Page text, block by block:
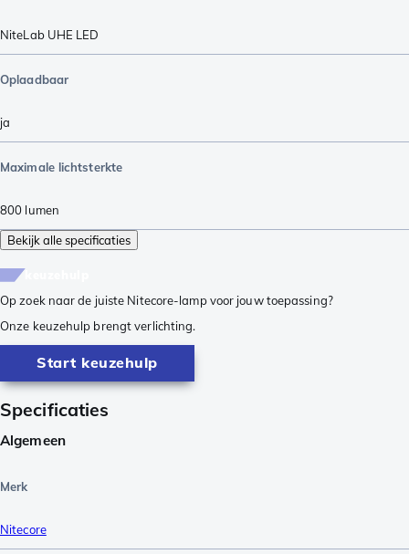
NiteLab UHE LED
Oplaadbaar
ja
Maximale lichtsterkte
800 lumen
Bekijk alle specificaties
Op zoek naar de juiste Nitecore-lamp voor jouw toepassing?
Onze keuzehulp brengt verlichting.
Start keuzehulp
Specificaties
Algemeen
Merk
Nitecore